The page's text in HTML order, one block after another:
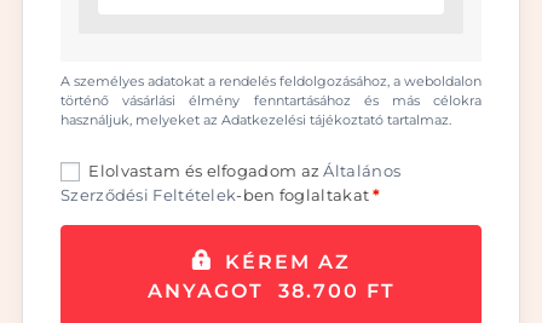
A személyes adatokat a rendelés feldolgozásához, a weboldalon
történő vásárlási élmény fenntartásához és más célokra
használjuk, melyeket az Adatkezelési tájékoztató tartalmaz.
Elolvastam és elfogadom azÁltalános
Szerződési Feltételek-ben foglaltakat *
KÉREM AZ
ANYAGOT 38.700 FT